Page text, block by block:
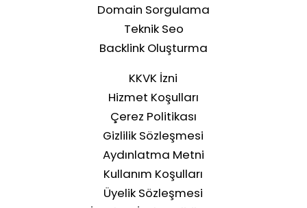
Domain Sorgulama
Teknik Seo
Backlink Oluşturma
KKVK İzni
Hizmet Koşulları
Çerez Politikası
Gizlilik Sözleşmesi
Aydınlatma Metni
Kullanım Koşulları
Üyelik Sözleşmesi